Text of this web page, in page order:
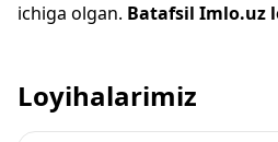
ichiga olgan. Batafsil Imlo.uz
Loyihalarimiz